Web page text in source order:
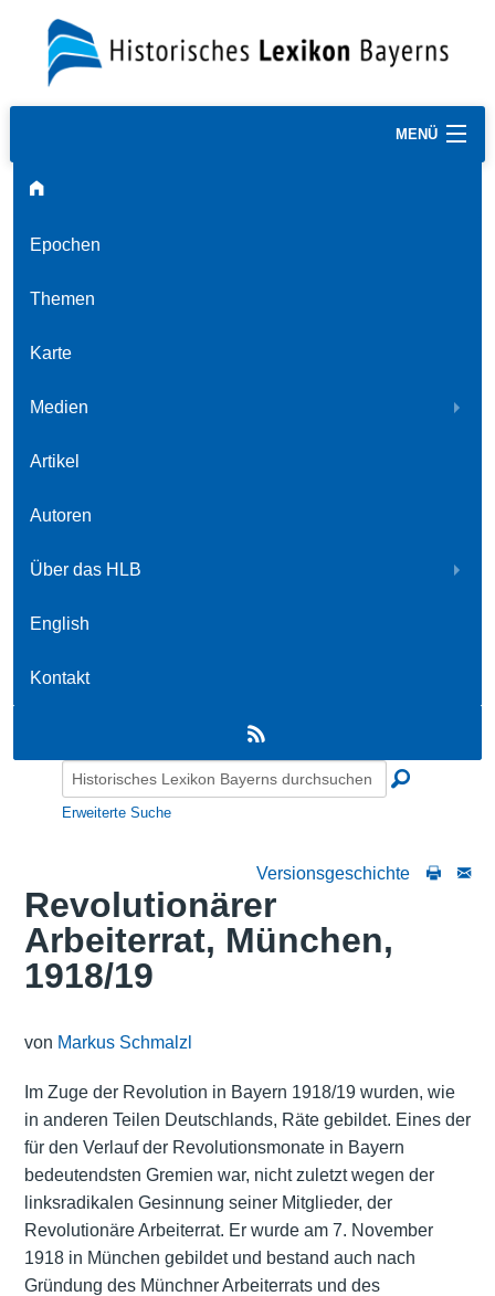
MENÜ
Epochen
Themen
Karte
Medien
Artikel
Autoren
Über das HLB
English
Kontakt
Erweiterte Suche
Versionsgeschichte
Revolutionärer
Arbeiterrat, München,
1918/19
von Markus Schmalzl
Im Zuge der Revolution in Bayern 1918/19 wurden, wie
in anderen Teilen Deutschlands, Räte gebildet. Eines der
für den Verlauf der Revolutionsmonate in Bayern
bedeutendsten Gremien war, nicht zuletzt wegen der
linksradikalen Gesinnung seiner Mitglieder, der
Revolutionäre Arbeiterrat. Er wurde am 7. November
1918 in München gebildet und bestand auch nach
Gründung des Münchner Arbeiterrats und des